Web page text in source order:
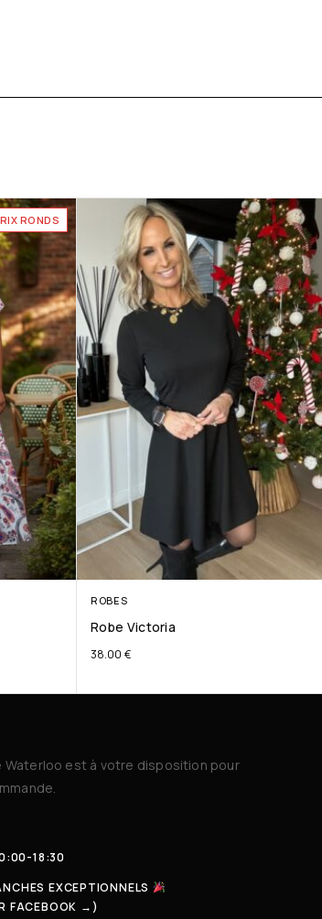
RONDS
ROBES
Robe Victoria
38.00 €
Waterloo est à votre disposition pour
18:30
EXCEPTIONNELS
FACEBOOK →)